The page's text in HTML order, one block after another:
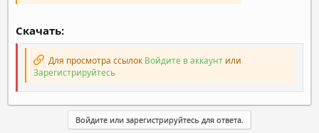
Скачать:
Для просмотра ссылок Войдите в аккаунт или
Зарегистрируйтесь
Войдите или зарегистрируйтесь для ответа.